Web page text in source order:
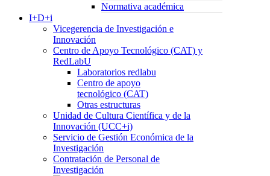
Normativa académica
I+D+i
Vicegerencia de Investigación e
Innovación
Centro de Apoyo Tecnológico (CAT) y
RedLabU
Laboratorios redlabu
Centro de apoyo
tecnológico (CAT)
Otras estructuras
Unidad de Cultura Científica y de la
Innovación (UCC+i)
Servicio de Gestión Económica de la
Investigación
Contratación de Personal de
Investigación